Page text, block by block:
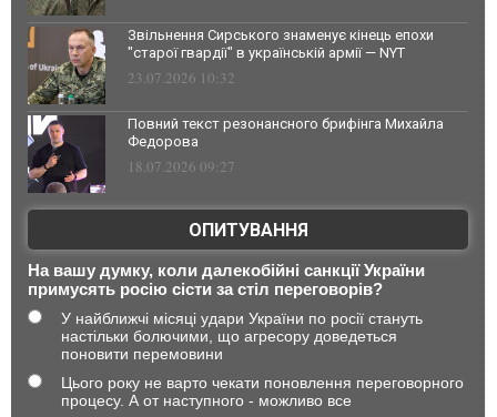
Звільнення Сирського знаменує кінець епохи
"старої гвардії" в українській армії — NYT
23.07.2026 10:32
Повний текст резонансного брифінга Михайла
Федорова
18.07.2026 09:27
ОПИТУВАННЯ
На вашу думку, коли далекобійні санкції України
примусять росію сісти за стіл переговорів?
У найближчі місяці удари України по росії стануть
настільки болючими, що агресору доведеться
поновити перемовини
Цього року не варто чекати поновлення переговорного
процесу. А от наступного - можливо все